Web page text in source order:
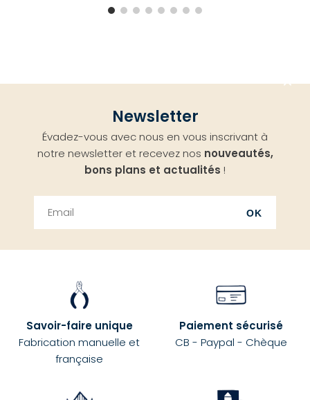
Newsletter
Évadez-vous avec nous en vous inscrivant à
notre newsletter et recevez nos nouveautés,
bons plans et actualités !
OK
Savoir-faire unique
Fabrication manuelle et
française
Paiement sécurisé
CB - Paypal - Chèque